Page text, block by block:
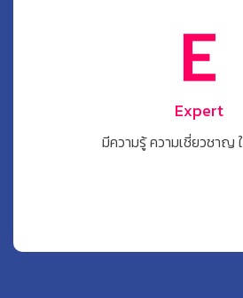
Expert
มีความรู้ ความเชี่ยวชาญ